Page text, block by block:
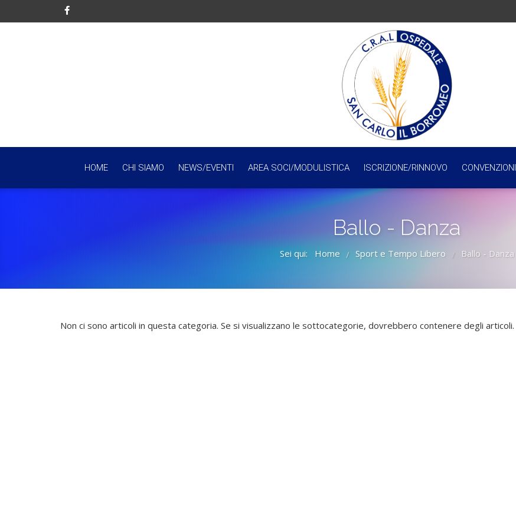
HOME CHI SIAMO NEWS/EVENTI AREA SOCI/MODULISTICA ISCRIZIONE/RINNOVO CONVENZIONI
Ballo - Danza
Sei qui: Home / Sport e Tempo Libero / Ballo - Danza
Non ci sono articoli in questa categoria. Se si visualizzano le sottocategorie, dovrebbero contenere degli articoli.